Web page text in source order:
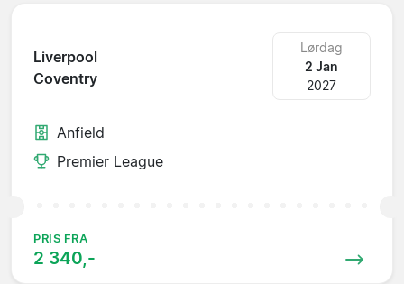
Liverpool
Coventry
Lørdag
2 Jan
2027
Anfield
Premier League
PRIS FRA
2 340,-